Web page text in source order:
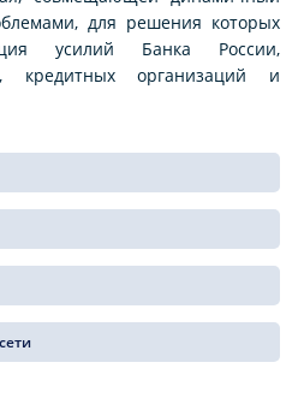
для решения которых
усилий Банка России,
кредитных организаций и